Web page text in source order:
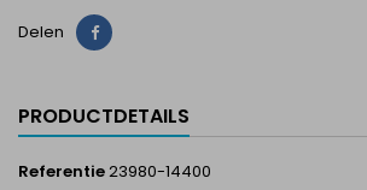
Delen Delen
PRODUCTDETAILS
Referentie23980-14400